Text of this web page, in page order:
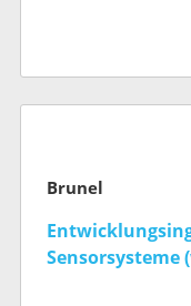
Natur, Umwelt
Brunel
Sensorsysteme